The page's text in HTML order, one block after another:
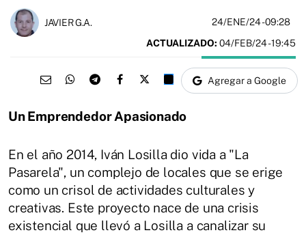
JAVIER G.A. 24/ENE/24- 09:28
ACTUALIZADO: 04/FEB/24 - 19:45
Agregar a Google
Un Emprendedor Apasionado
En el año 2014, Iván Losilla dio vida a "La
Pasarela", un complejo de locales que se erige
como un crisol de actividades culturales y
creativas. Este proyecto nace de una crisis
existencial que llevó a Losilla a canalizar su